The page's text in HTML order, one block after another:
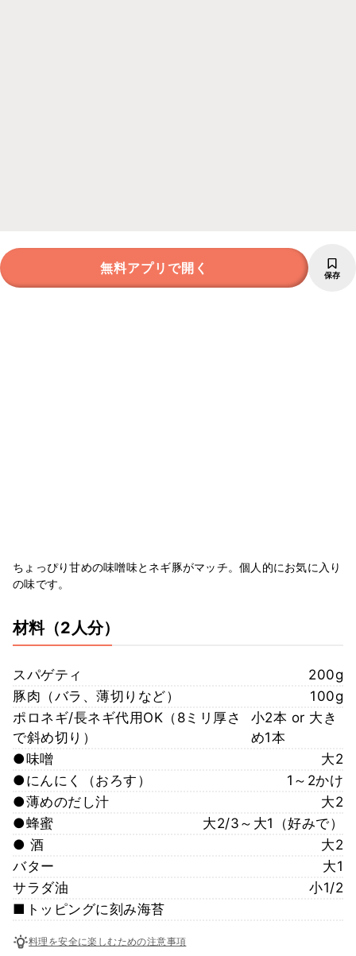
無料アプリで開く 保存
ちょっぴり甘めの味噌味とネギ豚がマッチ。個人的にお気に入り
の味です。
材料（2人分）
スパゲティ
200g
豚肉（バラ、薄切りなど）
100g
ポロネギ/長ネギ代用OK（8ミリ厚さ
で斜め切り）
小2本 or 大き
め1本
●味噌
大2
●にんにく（おろす）
1～2かけ
●薄めのだし汁
大2
●蜂蜜
大2/3～大1（好みで）
● 酒
大2
バター
大1
サラダ油
小1/2
■トッピングに刻み海苔
料理を安全に楽しむための注意事項